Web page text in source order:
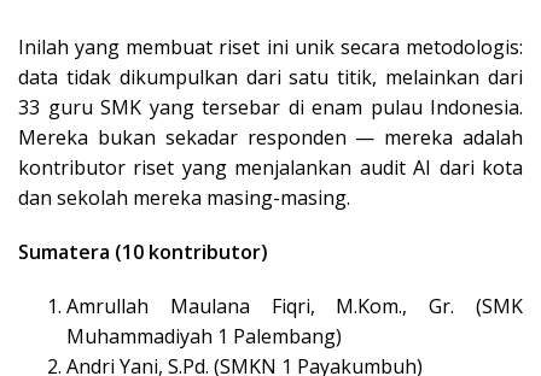
Inilah yang membuat riset ini unik secara metodologis:
data tidak dikumpulkan dari satu titik, melainkan dari
33 guru SMK yang tersebar di enam pulau Indonesia.
Mereka bukan sekadar responden — mereka adalah
kontributor riset yang menjalankan audit AI dari kota
dan sekolah mereka masing-masing.
Sumatera (10 kontributor)
Amrullah Maulana Fiqri, M.Kom., Gr. (SMK
Muhammadiyah 1 Palembang)
Andri Yani, S.Pd. (SMKN 1 Payakumbuh)